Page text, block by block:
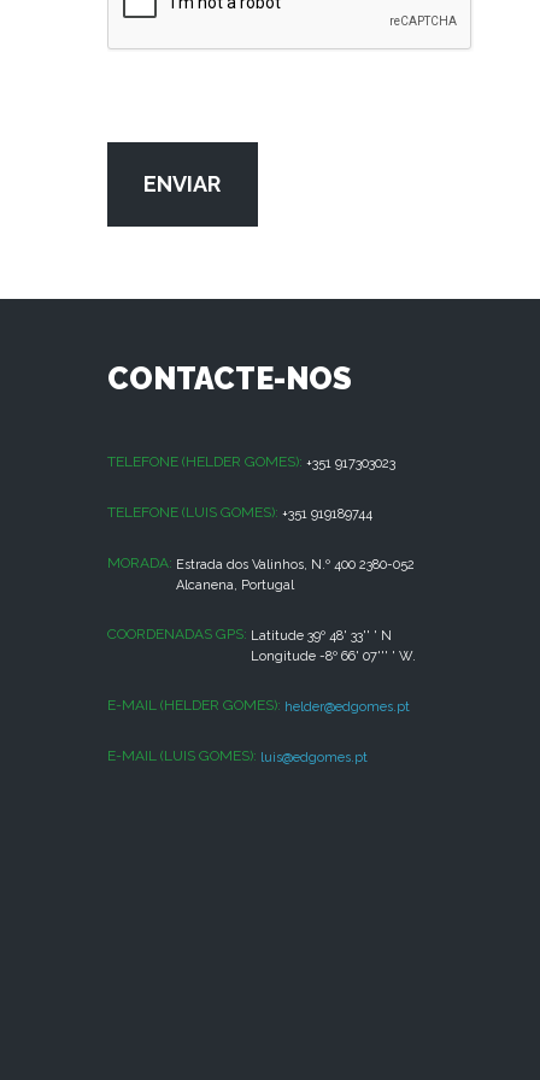
ENVIAR
CONTACTE-NOS
TELEFONE (HELDER GOMES): +351 917303023
TELEFONE (LUIS GOMES): +351 919189744
MORADA: Estrada dos Valinhos, N.º 400 2380-052
Alcanena, Portugal
COORDENADAS GPS: Latitude 39º 48' 33'' ' N
Longitude -8º 66' 07''' ' W.
E-MAIL (HELDER GOMES): helder@edgomes.pt
E-MAIL (LUIS GOMES): luis@edgomes.pt